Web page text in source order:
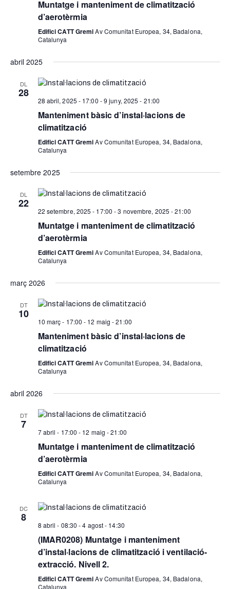
Muntatge i manteniment de climatització
d’aerotèrmia
Edifici CATT GremiAv Comunitat Europea, 34, Badalona,
Catalunya
abril 2025
DL
28
28 abril, 2025 - 17:00 -9 juny, 2025 - 21:00
Manteniment bàsic d’instal·lacions de
climatització
Edifici CATT GremiAv Comunitat Europea, 34, Badalona,
Catalunya
setembre 2025
DL
22
22 setembre, 2025 - 17:00 -3 novembre, 2025 - 21:00
Muntatge i manteniment de climatització
d’aerotèrmia
Edifici CATT GremiAv Comunitat Europea, 34, Badalona,
Catalunya
març 2026
DT
10
10 març - 17:00 - 12 maig - 21:00
Manteniment bàsic d’instal·lacions de
climatització
Edifici CATT GremiAv Comunitat Europea, 34, Badalona,
Catalunya
abril 2026
DT
7
7 abril - 17:00 - 12 maig - 21:00
Muntatge i manteniment de climatització
d’aerotèrmia
Edifici CATT GremiAv Comunitat Europea, 34, Badalona,
Catalunya
DC
8
8 abril - 08:30 -4 agost - 14:30
(IMAR0208) Muntatge i manteniment
d’instal·lacions de climatització i ventilació-
extracció. Nivell 2.
Edifici CATT GremiAv Comunitat Europea, 34, Badalona,
Catalunya